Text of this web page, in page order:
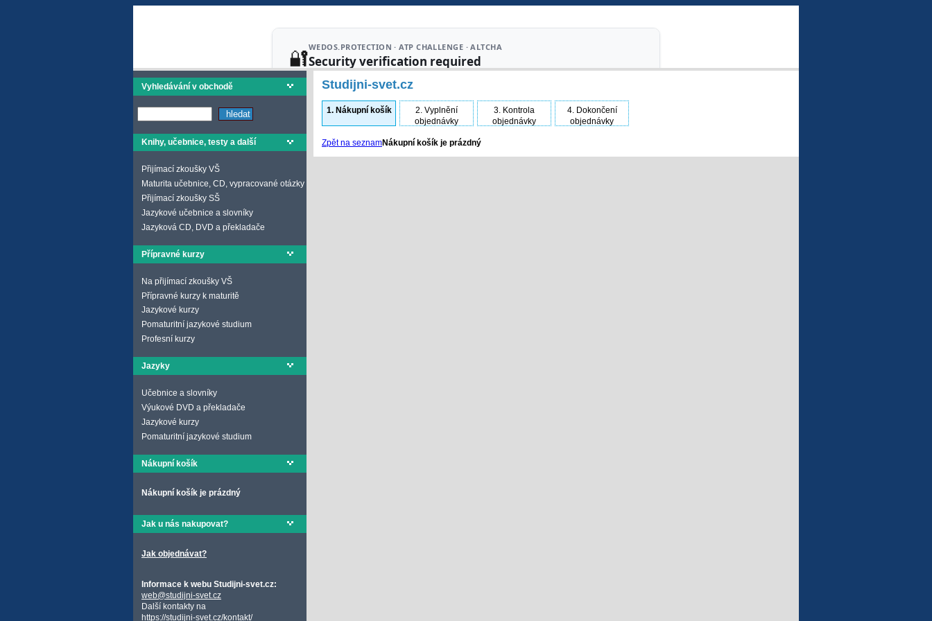
Vyhledávání v obchodě
Knihy, učebnice, testy a další
Přijímací zkoušky VŠ
Maturita učebnice, CD, vypracované otázky
Přijímací zkoušky SŠ
Jazykové učebnice a slovníky
Jazyková CD, DVD a překladače
Přípravné kurzy
Na přijímací zkoušky VŠ
Přípravné kurzy k maturitě
Jazykové kurzy
Pomaturitní jazykové studium
Profesní kurzy
Jazyky
Učebnice a slovníky
Výukové DVD a překladače
Jazykové kurzy
Pomaturitní jazykové studium
Nákupní košík
Nákupní košík je prázdný
Jak u nás nakupovat?
Jak objednávat?
Informace k webu Studijni-svet.cz:
web@studijni-svet.cz
Další kontakty na
https://studijni-svet.cz/kontakt/
Studijni-svet.cz
1.Nákupní košík 2. Vyplnění
objednávky
3. Kontrola
objednávky
4.Dokončení
objednávky
Zpět na seznamNákupní košík je prázdný